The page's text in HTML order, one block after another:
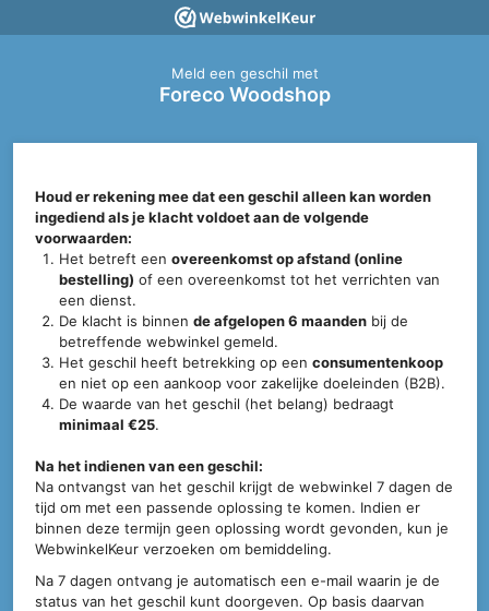
Meld een geschil met
Foreco Woodshop
Houd er rekening mee dat een geschil alleen kan worden
ingediend als je klacht voldoet aan de volgende
voorwaarden:
Het betreft eenovereenkomst op afstand (online
bestelling) of een overeenkomst tot het verrichten van
een dienst.
De klacht is binnende afgelopen 6 maanden bij de
betreffende webwinkel gemeld.
Het geschil heeft betrekking op eenconsumentenkoop
en niet op een aankoop voor zakelijke doeleinden (B2B).
De waarde van het geschil (het belang) bedraagt
minimaal €25.
Na het indienen van een geschil:
Na ontvangst van het geschil krijgt de webwinkel 7 dagen de
tijd om met een passende oplossing te komen. Indien er
binnen deze termijn geen oplossing wordt gevonden, kun je
WebwinkelKeur verzoeken om bemiddeling.
Na 7 dagen ontvang je automatisch een e-mail waarin je de
status van het geschil kunt doorgeven. Op basis daarvan